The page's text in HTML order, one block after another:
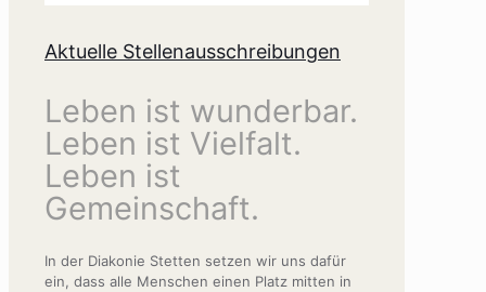
Aktuelle Stellenausschreibungen
Leben ist wunderbar.
Leben ist Vielfalt.
Leben ist
Gemeinschaft.
In der Diakonie Stetten setzen wir uns dafür
ein, dass alle Menschen einen Platz mitten in